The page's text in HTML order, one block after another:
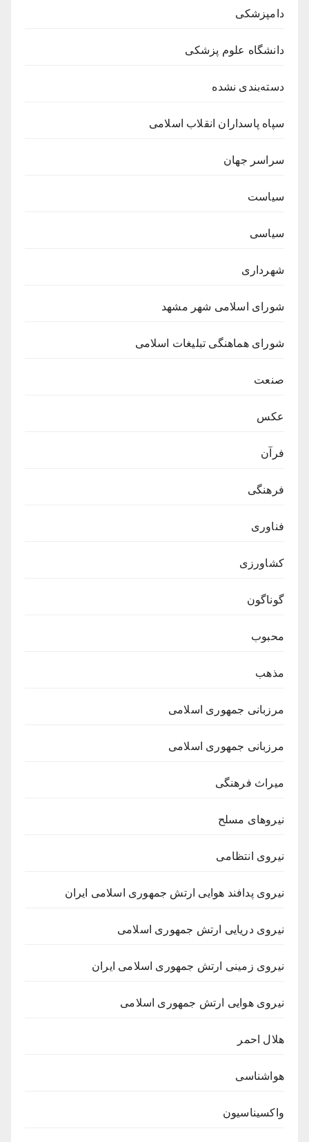
دامپزشکی
دانشگاه علوم پزشکی
دسته‌بندی نشده
سپاه پاسداران انقلاب اسلامی
سراسر جهان
سیاست
سیاسی
شهرداری
شورای اسلامی شهر مشهد
شورای هماهنگی تبلیغات اسلامی
صنعت
عکس
فرآن
فرهنگی
فناوری
کشاورزی
گوناگون
محبوب
مذهب
مرزبانی جمهوری اسلامی
مرزبانی جمهوری اسلامی
میراث فرهنگی
نیروهای مسلح
نیروی انتظامی
نیروی پدافند هوایی ارتش جمهوری اسلامی ایران
نیروی دریایی ارتش جمهوری اسلامی
نیروی زمینی ارتش جمهوری اسلامی ایران
نیروی هوایی ارتش جمهوری اسلامی
هلال احمر
هواشناسی
واکسیناسیون